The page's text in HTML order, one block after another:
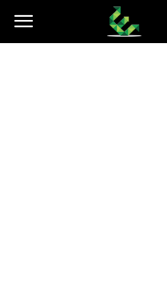
epce.org.pl